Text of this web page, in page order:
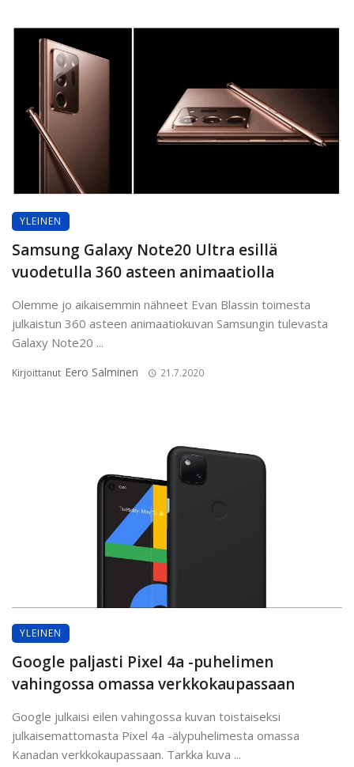
YLEINEN
Samsung Galaxy Note20 Ultra esillä
vuodetulla 360 asteen animaatiolla
Olemme jo aikaisemmin nähneet Evan Blassin toimesta
julkaistun 360 asteen animaatiokuvan Samsungin tulevasta
Galaxy Note20 ...
Kirjoittanut Eero Salminen 21.7.2020
YLEINEN
Google paljasti Pixel 4a -puhelimen
vahingossa omassa verkkokaupassaan
Google julkaisi eilen vahingossa kuvan toistaiseksi
julkaisemattomasta Pixel 4a -älypuhelimesta omassa
Kanadan verkkokaupassaan. Tarkka kuva ...